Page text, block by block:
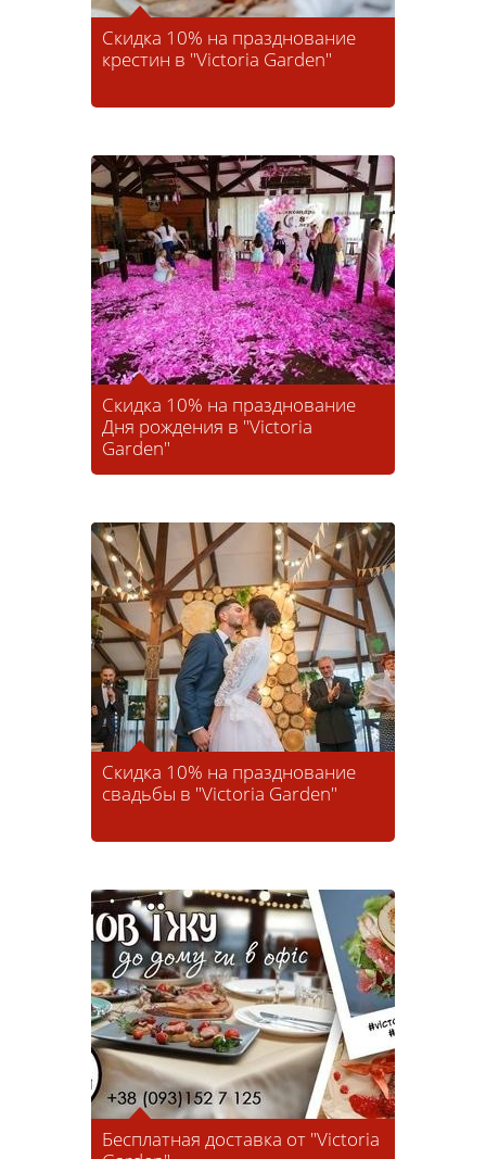
Скидка 10% на празднование
крестин в "Victoria Garden"
Скидка 10% на празднование
Дня рождения в "Victoria
Garden"
Скидка 10% на празднование
свадьбы в "Victoria Garden"
Бесплатная доставка от "Victoria